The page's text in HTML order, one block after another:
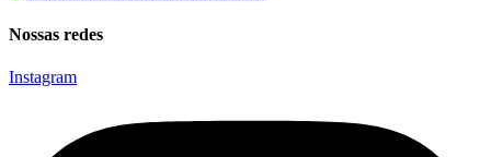
Nossas redes
Instagram